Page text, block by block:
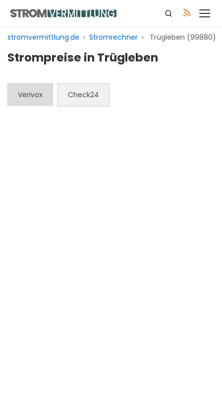
Inhalt
springen
stromvermittlung.de › Stromrechner › Trügleben (99880)
Strompreise in Trügleben
Verivox Check24